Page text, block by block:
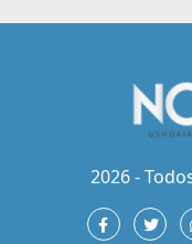
2026 -